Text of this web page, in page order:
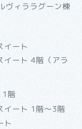
ヴィララグーン棟
イート
イート 4階（アラ
1階
イート 1階〜3階
ト